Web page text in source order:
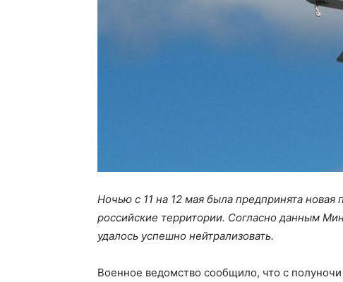
Ночью с 11 на 12 мая была предпринята
российские территории. Согласно данным
удалось успешно нейтрализовать.
Военное ведомство сообщило, что с